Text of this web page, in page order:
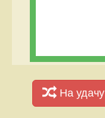
На удачу